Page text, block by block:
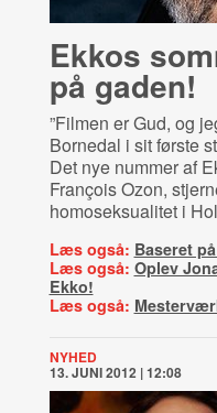
Ekkos
på gaden!
”Filmen er Gud, og
Bornedal i sit første
Det nye nummer af
François Ozon,
homoseksualitet i
Læs også: Baseret
Læs også: Oplev
Ekko!
Læs også:
NYHED
13. JUNI 2012 | 12:08